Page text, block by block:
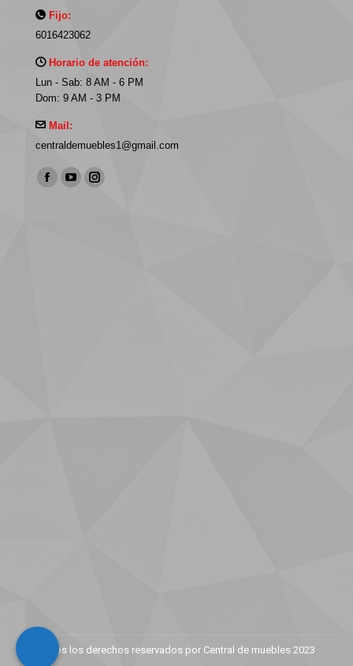
Fijo:
6016423062
Horario de atención:
Lun - Sab: 8 AM - 6 PM
Dom: 9 AM - 3 PM
Mail:
centraldemuebles1@gmail.com
Find us on:
Facebook
YouTubeInstagram
Todos los derechos reservados por Central de muebles 2023